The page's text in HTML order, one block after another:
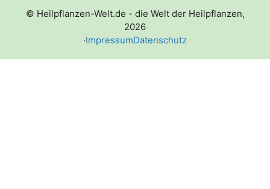
© Heilpflanzen-Welt.de - die Welt der Heilpflanzen,
2026
·ImpressumDatenschutz